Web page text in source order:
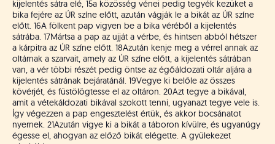
kijelentés sátra elé, 15a közösség vénei pedig tegyék kezüket a
bika fejére az ÚR színe előtt, azután vágják le a bikát az ÚR színe
előtt. 16A fölkent pap vigyen be a bika véréből a kijelentés
sátrába. 17Mártsa a pap az ujját a vérbe, és hintsen abból hétszer
a kárpitra az ÚR színe előtt. 18Azután kenje meg a vérrel annak az
oltárnak a szarvait, amely az ÚR színe előtt, a kijelentés sátrában
van, a vér többi részét pedig öntse az égőáldozati oltár aljára a
kijelentés sátrának bejáratánál. 19Vegye ki belőle az összes
kövérjét, és füstölögtesse el az oltáron. 20Azt tegye a bikával,
amit a vétekáldozati bikával szokott tenni, ugyanazt tegye vele is.
Így végezzen a pap engesztelést értük, és akkor bocsánatot
nyernek. 21Azután vigye ki a bikát a táboron kívülre, és ugyanúgy
égesse el, ahogyan az előző bikát elégette. A gyülekezet